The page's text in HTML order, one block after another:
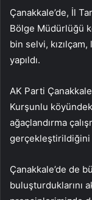
Çanakkale’de, İl
Bölge Müdürlüğü
bin selvi,
yapıldı.
AK Parti
Kurşunlu
ağaçlandırma
Çanakkale’de de
buluşturduklarını